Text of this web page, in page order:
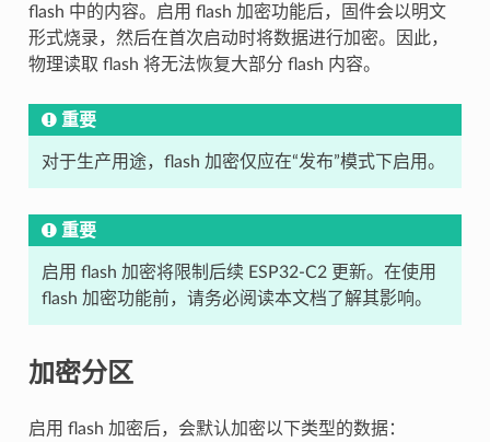
flash 中的内容。启用 flash 加密功能后，固件会以明文
形式烧录，然后在首次启动时将数据进行加密。因此，
物理读取 flash 将无法恢复大部分 flash 内容。
重要
对于生产用途，flash 加密仅应在“发布”模式下启用。
重要
启用 flash 加密将限制后续 ESP32-C2 更新。在使用
flash 加密功能前，请务必阅读本文档了解其影响。
加密分区
启用 flash 加密后，会默认加密以下类型的数据：